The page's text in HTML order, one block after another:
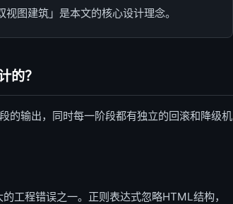
图建筑」是本文的核心设计理念。
的？
的输出，同时每一阶段都有独立的回滚和降级机
工程错误之一。正则表达式忽略HTML结构，